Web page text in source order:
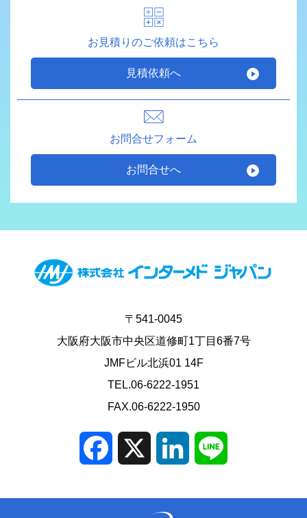
お見積りのご依頼はこちら
見積依頼へ
お問合せフォーム
お問合せへ
〒541-0045
大阪府大阪市中央区道修町1丁目6番7号
JMFビル北浜01 14F
TEL.06-6222-1951
FAX.06-6222-1950
Facebook LinkedIn